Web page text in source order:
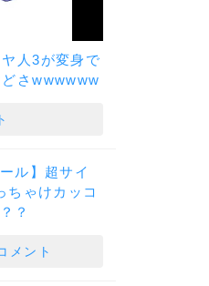
人3が変身で
さwwwwww
ル】超サイ
ちゃけカッコ
？
メント